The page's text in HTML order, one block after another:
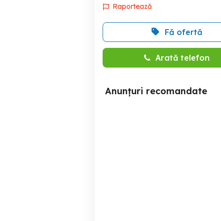
Raportează
Fă ofertă
Arată telefon
Anunțuri recomandate